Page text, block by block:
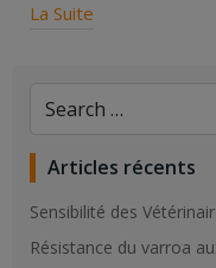
La Suite
Search
Articles récents
Sensibilité des
Résistance du varroa